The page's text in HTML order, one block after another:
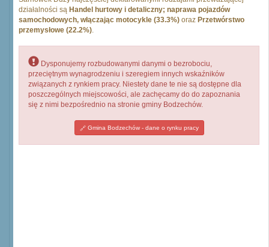
działalności są Handel hurtowy i detaliczny; naprawa pojazdów
samochodowych, włączając motocykle (33.3%) oraz Przetwórstwo
przemysłowe (22.2%).
Dysponujemy rozbudowanymi danymi o bezrobociu,
przeciętnym wynagrodzeniu i szeregiem innych wskaźników
związanych z rynkiem pracy. Niestety dane te nie są dostępne dla
poszczególnych miejscowości, ale zachęcamy do do zapoznania
się z nimi bezpośrednio na stronie gminy Bodzechów.
Gmina Bodzechów - dane o rynku pracy